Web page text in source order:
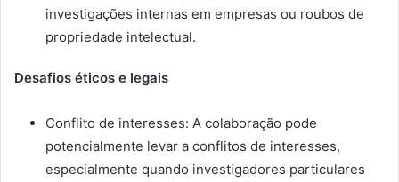
investigações internas em empresas ou roubos de
propriedade intelectual.
Desafios éticos e legais
Conflito de interesses: A colaboração pode
potencialmente levar a conflitos de interesses,
especialmente quando investigadores particulares